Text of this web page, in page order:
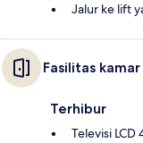
Jalur ke lift
Fasilitas kamar
Terhibur
Televisi LCD